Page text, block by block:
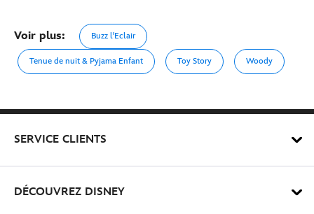
Voir plus: Buzz l'Eclair
Tenue de nuit & Pyjama Enfant Toy Story Woody
SERVICE CLIENTS
DÉCOUVREZ DISNEY